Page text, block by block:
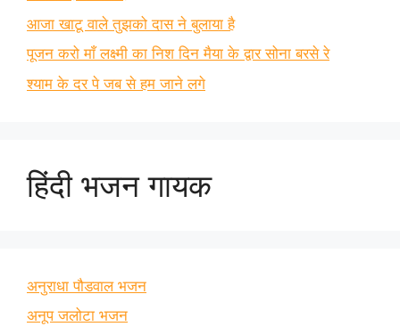
आजा खाटू वाले तुझको दास ने बुलाया है
पूजन करो माँ लक्ष्मी का निश दिन मैया के द्वार सोना बरसे रे
श्याम के दर पे जब से हम जाने लगे
हिंदी भजन गायक
अनुराधा पौडवाल भजन
अनूप जलोटा भजन